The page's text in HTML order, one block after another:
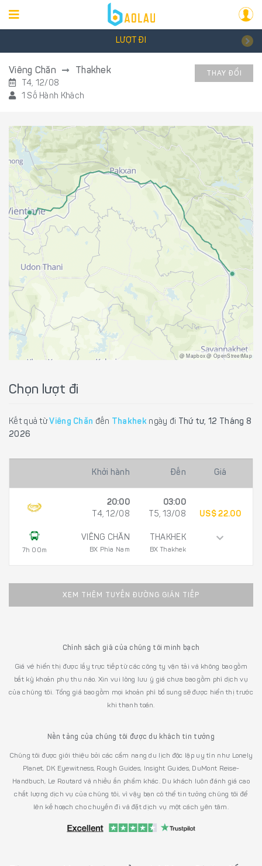
LƯỢT ĐI
Viêng Chăn Thakhek
T4, 12/08
1 Số Hành Khách
THAY ĐỔI
@ Mapbox @ OpenStreetMap
Chọn lượt đi
Kết quả từ Viêng Chăn đến Thakhek ngày đi Thứ tư, 12 Tháng 8
2026
Khởi hành Đến Giá
7h 00m
20:00
T4, 12/08
VIÊNG CHĂN
BX Phía Nam
03:00
T5, 13/08
THAKHEK
BX Thakhek
US$ 22.00
XEM THÊM TUYẾN ĐƯỜNG GIÁN TIẾP
Chính sách giá của chúng tôi minh bạch
Giá vé hiển thị được lấy trực tiếp từ các công ty vận tải và không bao gồm
bất kỳ khoản phụ thu nào. Xin vui lòng lưu ý giá chưa bao gồm phí dịch vụ
của chúng tôi. Tổng giá bao gồm mọi khoản phí bổ sung sẽ được hiển thị trước
khi thanh toán.
Nền tảng của chúng tôi được du khách tin tưởng
Chúng tôi được giới thiệu bởi các cẩm nang du lịch độc lập uy tín như Lonely
Planet, DK Eyewitness, Rough Guides, Insight Guides, DuMont Reise-
Handbuch, Le Routard và nhiều ấn phẩm khác. Du khách luôn đánh giá cao
chất lượng dịch vụ của chúng tôi, vì vậy bạn có thể tin tưởng chúng tôi để
lên kế hoạch cho chuyến đi và đặt dịch vụ một cách yên tâm.